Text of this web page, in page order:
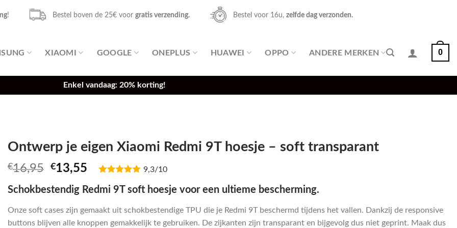
! Bestel boven de 25€ voor gratis verzending. Bestel voor 16u, zelfde dag verzonden.
XIAOMI GOOGLE ONEPLUS HUAWEI OPPO ANDERE MERKEN 0
Enkel vandaag: 20% korting!
Ontwerp je eigen Xiaomi Redmi 9T hoesje – soft transparant
€16,95 Oorspronkelijke
was:
€16,95.
€13,55 Huidige
is:
€13,55.
9,3/10
Schokbestendig Redmi 9T soft hoesje voor een ultieme bescherming.
Onze soft cases zijn gemaakt uit schokbestendige TPU die je Redmi 9T beschermd tijdens het vallen. Dankzij de responsive
buttons blijven alle knoppen gemakkelijk te gebruiken. De zijkanten zijn transparant en bijgevolg dus niet geprint. Maak dus